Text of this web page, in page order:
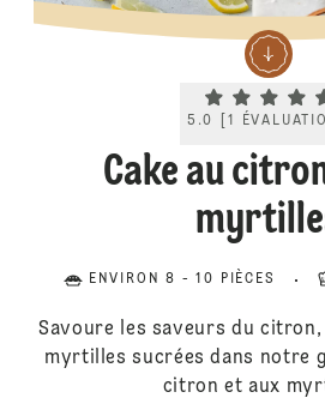
5.0 1
Cake au
ENVIRON 8 - 10 PIÈCES
Savoure les saveurs du
myrtilles sucrées dans notre
citron et aux